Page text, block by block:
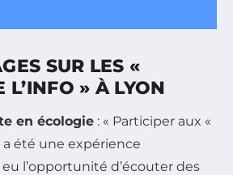
SUR LES «
L’INFO » À LYON
en écologie : « Participer aux «
a été une expérience
eu l’opportunité d’écouter des